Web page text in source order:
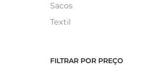
Sacos
Textil
FILTRAR POR PREÇO